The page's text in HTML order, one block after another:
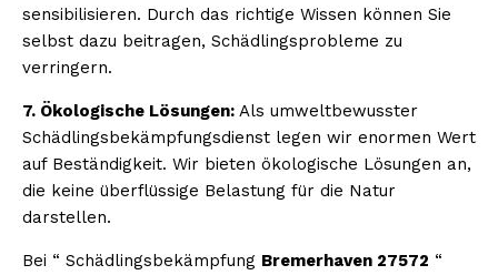
sensibilisieren. Durch das richtige Wissen können Sie
selbst dazu beitragen, Schädlingsprobleme zu
verringern.
7. Ökologische Lösungen: Als umweltbewusster
Schädlingsbekämpfungsdienst legen wir enormen Wert
auf Beständigkeit. Wir bieten ökologische Lösungen an,
die keine überflüssige Belastung für die Natur
darstellen.
Bei “ Schädlingsbekämpfung Bremerhaven 27572 “